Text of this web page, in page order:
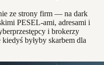
ze strony firm — na dark
PESEL-ami, adresami i
i brokerzy
byłyby skarbem dla